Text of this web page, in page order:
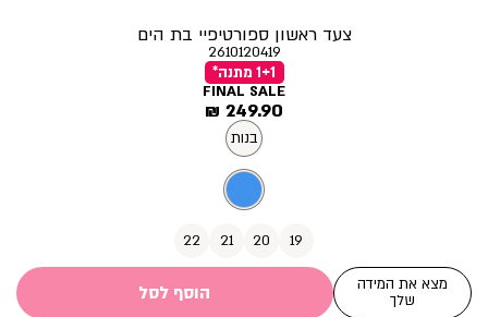
צעד ראשון ספורטיפיי בת הים
2610120419
1+1 מתנה*
FINAL SALE
מחיר
מוצר
249.90 ₪
בנות
19
20
21
22
מצא את המידה
שלך
הוסף לסל